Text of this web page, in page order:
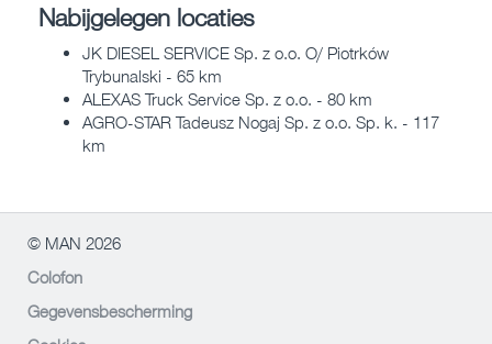
Nabijgelegen locaties
JK DIESEL SERVICE Sp. z o.o. O/ Piotrków
Trybunalski - 65 km
ALEXAS Truck Service Sp. z o.o. - 80 km
AGRO-STAR Tadeusz Nogaj Sp. z o.o. Sp. k. - 117
km
© MAN 2026
Colofon
Gegevensbescherming